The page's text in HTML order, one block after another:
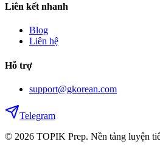
Liên kết nhanh
Blog
Liên hệ
Hỗ trợ
support@gkorean.com
Telegram
© 2026 TOPIK Prep. Nền tảng luyện